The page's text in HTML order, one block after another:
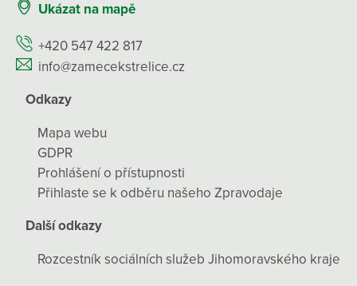
Ukázat na mapě
+420 547 422 817
info@zamecekstrelice.cz
Odkazy
Mapa webu
GDPR
Prohlášení o přístupnosti
Přihlaste se k odběru našeho Zpravodaje
Další odkazy
Rozcestník sociálních služeb Jihomoravského kraje